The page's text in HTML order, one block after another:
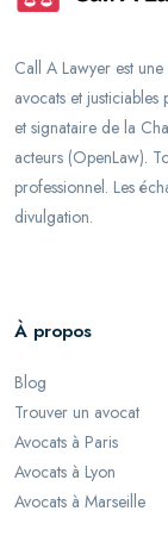
Call A Lawyer est
avocats et
et signataire de la
acteurs (OpenLaw).
professionnel. Les
divulgation.
À propos
Blog
Trouver un avocat
Avocats à Paris
Avocats à Lyon
Avocats à Marseille